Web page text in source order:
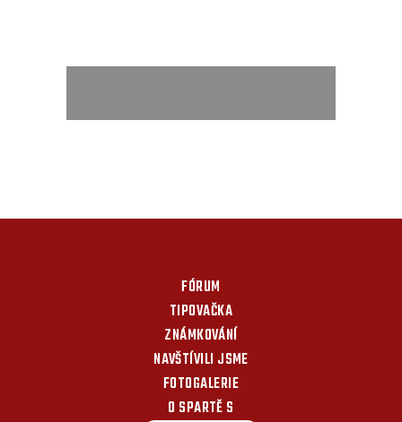
FÓRUM
TIPOVAČKA
ZNÁMKOVÁNÍ
NAVŠTÍVILI JSME
FOTOGALERIE
O SPARTĚ S